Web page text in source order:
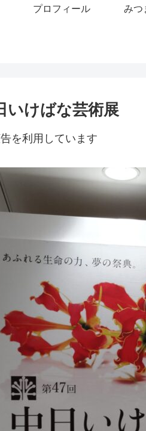
プロフィール みつ
いけばな芸術展
を利用しています